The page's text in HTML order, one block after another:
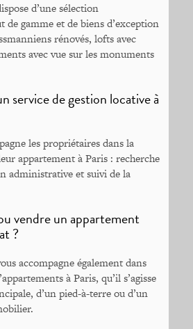
d’une sélection
de gamme et de biens d’exception
rénovés, lofts avec
avec vue sur les monuments
service de gestion locative à
les propriétaires dans la
appartement à Paris : recherche
administrative et suivi de la
vendre un appartement
?
accompagne également dans
à Paris, qu’il s’agisse
d’un pied-à-terre ou d’un